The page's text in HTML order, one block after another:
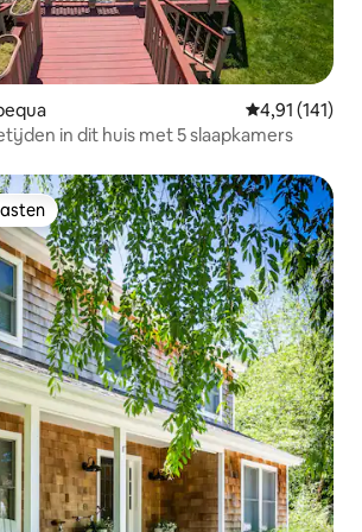
Gemiddelde
4,91 (141)
in dit huis met 5 slaapkamers